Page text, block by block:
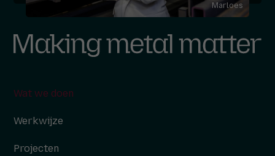
Marloes
Wat we doen
Werkwijze
Projecten